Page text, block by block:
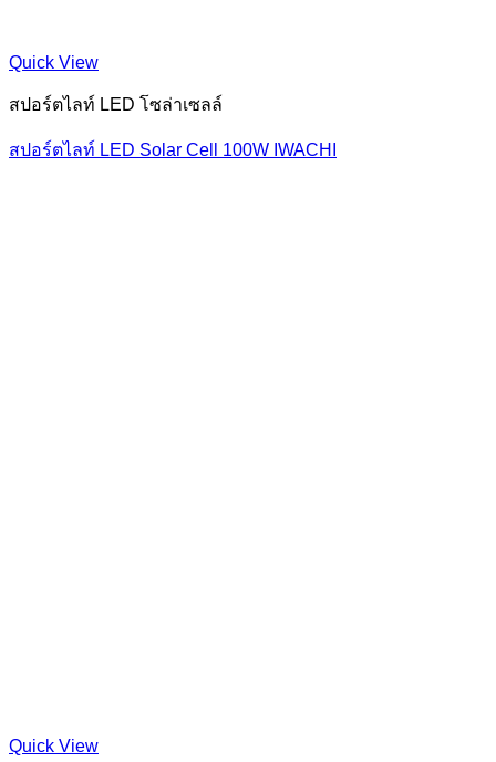
Quick View
สปอร์ตไลท์ LED โซล่าเซลล์
สปอร์ตไลท์ LED Solar Cell 100W IWACHI
Quick View